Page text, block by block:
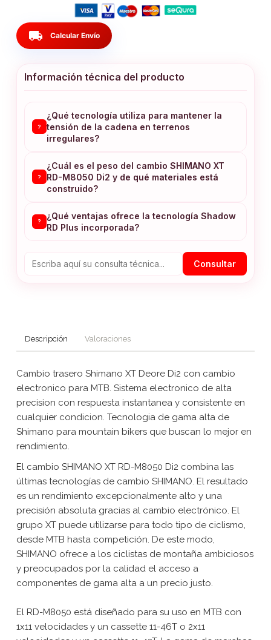
local_shipping Calcular Envío
Información técnica del producto
?
¿Qué tecnología utiliza para mantener la
tensión de la cadena en terrenos
irregulares?
?
¿Cuál es el peso del cambio SHIMANO XT
RD-M8050 Di2 y de qué materiales está
construido?
?
¿Qué ventajas ofrece la tecnología Shadow
RD Plus incorporada?
Consultar
Descripción Valoraciones
Cambio trasero Shimano XT Deore Di2 con cambio
electronico para MTB. Sistema electronico de alta
precision con respuesta instantanea y consistente en
cualquier condicion. Tecnologia de gama alta de
Shimano para mountain bikers que buscan lo mejor en
rendimiento.
El cambio SHIMANO XT RD-M8050 Di2 combina las
últimas tecnologías de cambio SHIMANO. El resultado
es un rendimiento excepcionalmente alto y una
precisión absoluta gracias al cambio electrónico. El
grupo XT puede utilizarse para todo tipo de ciclismo,
desde MTB hasta competición. De este modo,
SHIMANO ofrece a los ciclistas de montaña ambiciosos
y preocupados por la calidad el acceso a
componentes de gama alta a un precio justo.
El RD-M8050 está diseñado para su uso en MTB con
1x11 velocidades y un cassette 11-46T o 2x11